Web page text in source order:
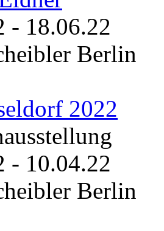
- 18.06.22
Berlin
2022
- 10.04.22
Berlin